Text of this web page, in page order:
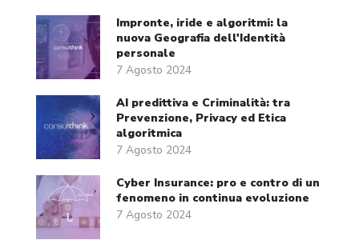
Impronte, iride e algoritmi: la
nuova Geografia dell'Identità
personale
7 Agosto 2024
AI predittiva e Criminalità: tra
Prevenzione, Privacy ed Etica
algoritmica
7 Agosto 2024
Cyber Insurance: pro e contro di un
fenomeno in continua evoluzione
7 Agosto 2024